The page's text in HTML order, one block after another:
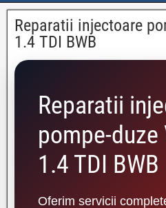
Reparatii injectoare
1.4 TDI BWB
Reparatii
pompe-duze
1.4 TDI BWB
Oferim servicii